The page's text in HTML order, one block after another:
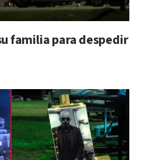
familia para despedir